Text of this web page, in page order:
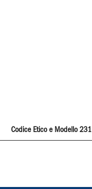
Codice Etico e Modello 231